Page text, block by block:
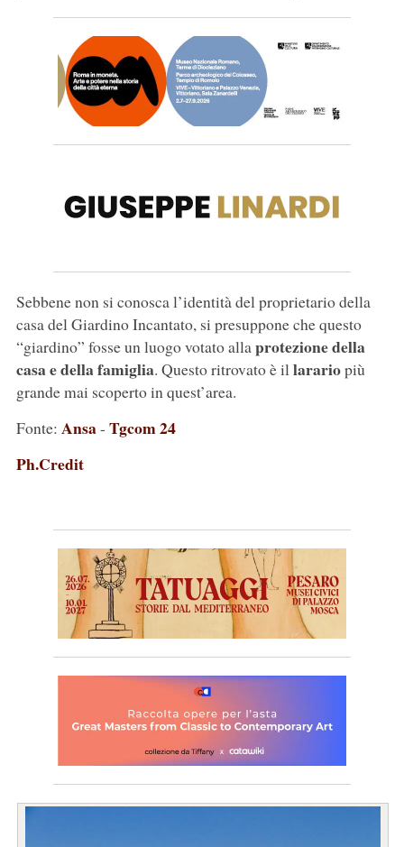
Sebbene non si conosca l’identità del proprietario della
casa del Giardino Incantato, si presuppone che questo
“giardino” fosse un luogo votato allaprotezione della
casa e della famiglia. Questo ritrovato è illarariopiù
grande mai scoperto in quest’area.
Fonte: Ansa- Tgcom 24
Ph.Credit